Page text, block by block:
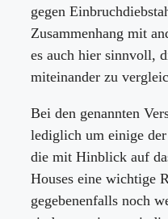
gegen
Zusammenhang mit
es auch hier sinnvoll,
miteinander zu
Bei den genannten
lediglich um einige
die mit Hinblick auf
Houses eine wichtige
gegebenenfalls noch